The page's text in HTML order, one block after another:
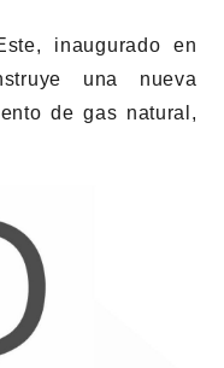
inaugurado en
una nueva
de gas natural,